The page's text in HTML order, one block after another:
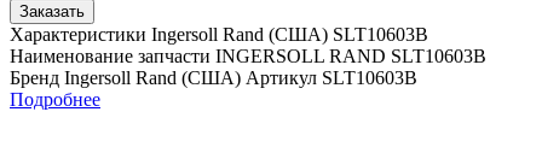
Заказать
Характеристики Ingersoll Rand (США) SLT10603B
Наименование запчасти INGERSOLL RAND SLT10603B
Бренд Ingersoll Rand (США) Артикул SLT10603B
Подробнее